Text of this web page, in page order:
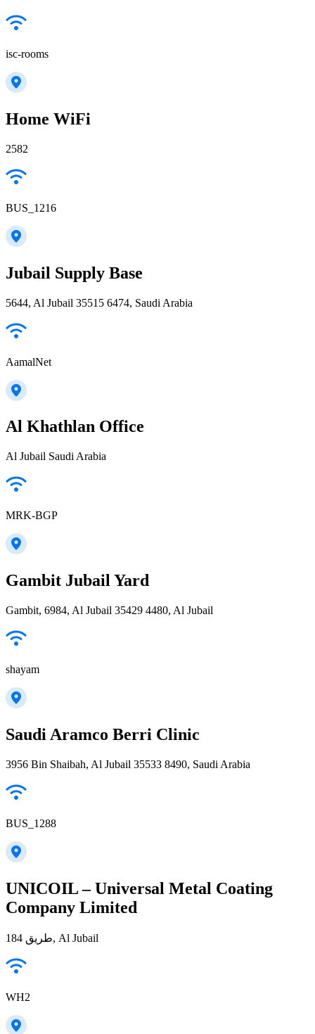
isc-rooms
Home WiFi
2582
BUS_1216
Jubail Supply Base
5644, Al Jubail 35515 6474, Saudi Arabia
AamalNet
Al Khathlan Office
Al Jubail Saudi Arabia
MRK-BGP
Gambit Jubail Yard
Gambit, 6984, Al Jubail 35429 4480, Al Jubail
shayam
Saudi Aramco Berri Clinic
3956 Bin Shaibah, Al Jubail 35533 8490, Saudi Arabia
BUS_1288
UNICOIL – Universal Metal Coating
Company Limited
طريق 184, Al Jubail
WH2